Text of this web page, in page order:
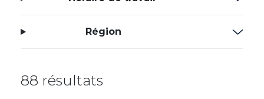
Région
88 résultats